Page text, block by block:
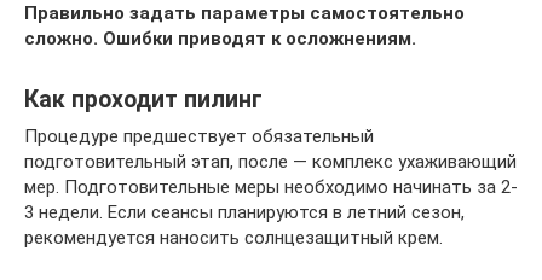
Правильно задать параметры самостоятельно
сложно. Ошибки приводят к осложнениям.
Как проходит пилинг
Процедуре предшествует обязательный
подготовительный этап, после — комплекс ухаживающий
мер. Подготовительные меры необходимо начинать за 2-
3 недели. Если сеансы планируются в летний сезон,
рекомендуется наносить солнцезащитный крем.